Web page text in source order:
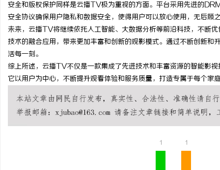
安全和版权保护同样是云播TV极为重视的方面。平台采用先进的
安全协议确保用户隐私和数据安全，使得用户可以放心使用，无后顾
未来，云播TV将继续依托人工智能、大数据分析等前沿科技，不断
技术的融合应用，带来更加丰富和创新的观影模式。通过不断创新
活每一刻。
综上所述，云播TV不仅是一款集成了先进技术和丰富资源的智能影
它以用户为中心，不断提升观看体验和服务质量，打造专属于每个
1 1
光切管机：现代制造业的革命性工具 开店最怕“搜不到”为什